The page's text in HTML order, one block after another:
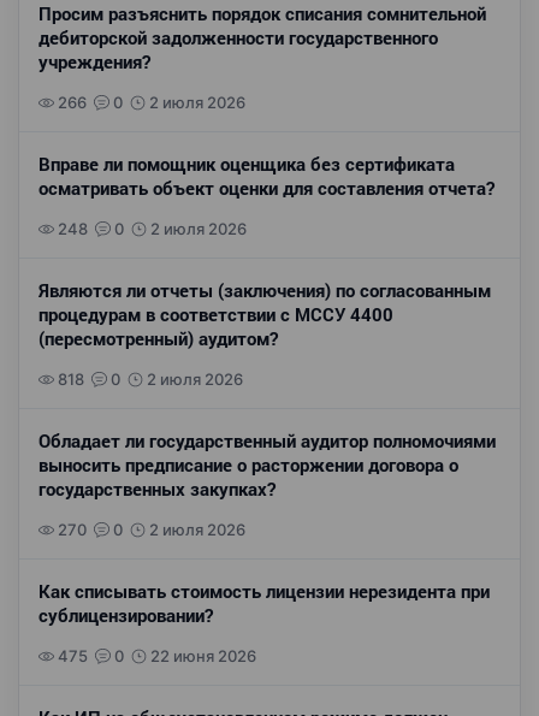
Просим разъяснить порядок списания сомнительной
дебиторской задолженности государственного
учреждения?
266 0 2 июля 2026
Вправе ли помощник оценщика без сертификата
осматривать объект оценки для составления отчета?
248 0 2 июля 2026
Являются ли отчеты (заключения) по согласованным
процедурам в соответствии с МССУ 4400
(пересмотренный) аудитом?
818 0 2 июля 2026
Обладает ли государственный аудитор полномочиями
выносить предписание о расторжении договора о
государственных закупках?
270 0 2 июля 2026
Как списывать стоимость лицензии нерезидента при
сублицензировании?
475 0 22 июня 2026